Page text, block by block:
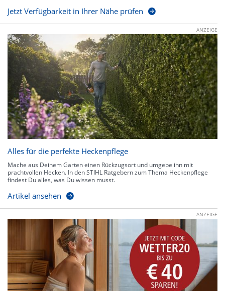
Jetzt Verfügbarkeit in Ihrer Nähe prüfen
ANZEIGE
Alles für die perfekte Heckenpflege
Mache aus Deinem Garten einen Rückzugsort und umgebe ihn mit
prachtvollen Hecken. In den STIHL Ratgebern zum Thema Heckenpflege
findest Du alles, was Du wissen musst.
Artikel ansehen
ANZEIGE